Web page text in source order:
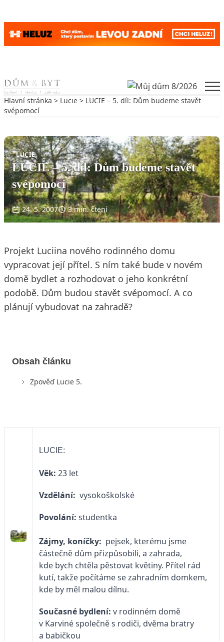
Skip to content
Hlavní stránka > Lucie > LUCIE – 5. díl: Dům budeme stavět
svépomocí
LUCIE
LUCIE – 5. díl: Dům budeme stavět
svépomocí
24. 5. 2007 3 min. čtení
Projekt Luciina nového rodinného domu
vypracovat její přítel. S ním také bude v novém
domě bydlet a rozhodovat o jeho konkrétní
podobě. Dům budou stavět svépomocí. A co
plánují vybudovat na zahradě?
Obsah článku
Zpověď Lucie 5.
LUCIE:
Věk: 23 let
Vzdělání: vysokoškolské
Povolání: studentka
Zájmy, koníčky: pejsek, kterému jsme
částečně dům přizpůsobili, a zahrada,
kde bych chtěla pěstovat květiny. Přítel rád
kutí, takže počítáme se zahradním domkem,
kde by měl malou dílnu.
Současné bydlení: v rodinném domě
v Karviné společně s rodiči, dvěma bratry
a babičkou